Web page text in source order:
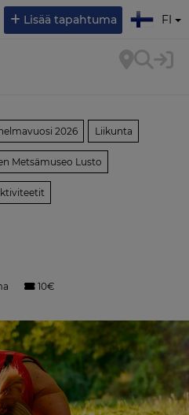
Lisää tapahtuma FI
2026 Liikunta
Metsämuseo Lusto
10€